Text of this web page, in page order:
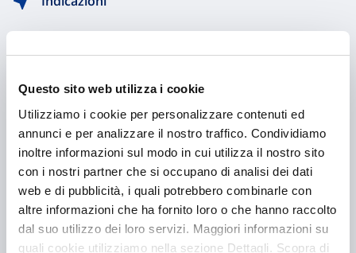
Questo sito web utilizza i cookie
Utilizziamo i cookie per personalizzare contenuti ed
annunci e per analizzare il nostro traffico. Condividiamo
inoltre informazioni sul modo in cui utilizza il nostro sito
con i nostri partner che si occupano di analisi dei dati
web e di pubblicità, i quali potrebbero combinarle con
altre informazioni che ha fornito loro o che hanno raccolto
dal suo utilizzo dei loro servizi. Maggiori informazioni su
quali cookie utilizziamo nella sezione Dettagli. Scopra di